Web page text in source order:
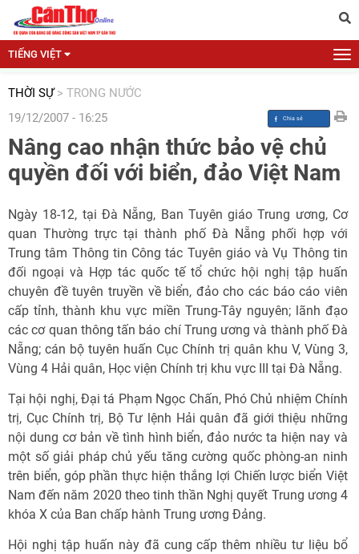
TIẾNG VIỆT
THỜI SỰ > TRONG NƯỚC
19/12/2007 - 16:25
Nâng cao nhận thức bảo vệ chủ
quyền đối với biển, đảo Việt Nam
Ngày 18-12, tại Đà Nẵng, Ban Tuyên giáo Trung ương, Cơ
quan Thường trực tại thành phố Đà Nẵng phối hợp với
Trung tâm Thông tin Công tác Tuyên giáo và Vụ Thông tin
đối ngoại và Hợp tác quốc tế tổ chức hội nghị tập huấn
chuyên đề tuyên truyền về biển, đảo cho các báo cáo viên
cấp tỉnh, thành khu vực miền Trung-Tây nguyên; lãnh đạo
các cơ quan thông tấn báo chí Trung ương và thành phố Đà
Nẵng; cán bộ tuyên huấn Cục Chính trị quân khu V, Vùng 3,
Vùng 4 Hải quân, Học viện Chính trị khu vực III tại Đà Nẵng.
Tại hội nghị, Đại tá Phạm Ngọc Chấn, Phó Chủ nhiệm Chính
trị, Cục Chính trị, Bộ Tư lệnh Hải quân đã giới thiệu những
nội dung cơ bản về tình hình biển, đảo nước ta hiện nay và
một số giải pháp chủ yếu tăng cường quốc phòng-an ninh
trên biển, góp phần thực hiện thắng lợi Chiến lược biển Việt
Nam đến năm 2020 theo tinh thần Nghị quyết Trung ương 4
khóa X của Ban chấp hành Trung ương Đảng.
Hội nghị tập huấn này đã cung cấp thêm nhiều tư liệu bổ